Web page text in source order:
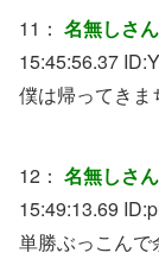
11： 名無しさ
15:45:56.37 ID:
僕は帰ってきま
12： 名無しさ
15:49:13.69 ID:
単勝ぶっこんで